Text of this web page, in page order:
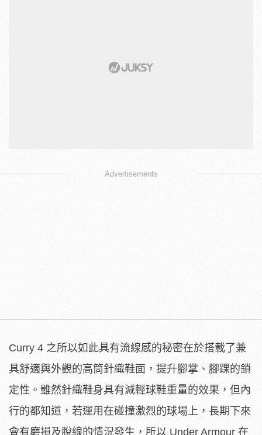
Advertisements
Curry 4 之所以如此具有流線感的秘密在於搭載了兼
具舒適與外觀的高筒針織鞋面，提升腳掌、腳踝的鎖
定性。雖然針織鞋身具有減輕球鞋重量的效果，但內
行的都知道，若運用在碰撞激烈的球場上，長期下來
會有磨損及脫線的情況發生，所以 Under Armour 在